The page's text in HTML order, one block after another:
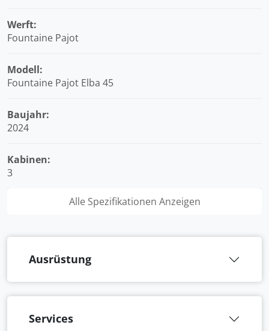
Werft:
Fountaine Pajot
Modell:
Fountaine Pajot Elba 45
Baujahr:
2024
Kabinen:
3
Alle Spezifikationen Anzeigen
Ausrüstung
Services